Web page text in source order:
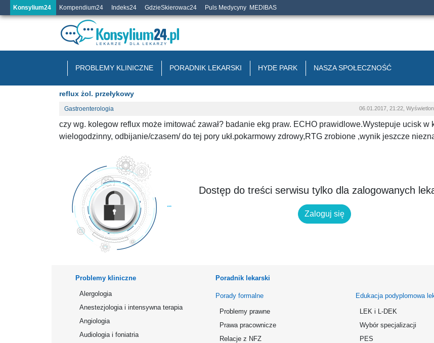
Konsylium24 Kompendium24 Indeks24 GdzieSkierowac24 Puls Medycyny MEDIBAS
PROBLEMY KLINICZNE PORADNIK LEKARSKI HYDE PARK NASZA SPOŁECZNOŚĆ
reflux żol. przełykowy
Gastroenterologia 06.01.2017, 21:22,
czy wg. kolegow reflux może imitować zawał? badanie ekg praw. ECHO prawidlowe.Wystepuje ucisk w
wielogodzinny, odbijanie/czasem/ do tej pory ukł.pokarmowy zdrowy,RTG zrobione ,wynik jeszcze
Dostęp do treści serwisu tylko dla zalogowanych
Zaloguj się
Problemy kliniczne
Alergologia
Anestezjologia i intensywna terapia
Angiologia
Audiologia i foniatria
Poradnik lekarski
Porady formalne
Problemy prawne
Prawa pracownicze
Relacje z NFZ
Edukacja podyplomowa
LEK i L-DEK
Wybór specjalizacji
PES